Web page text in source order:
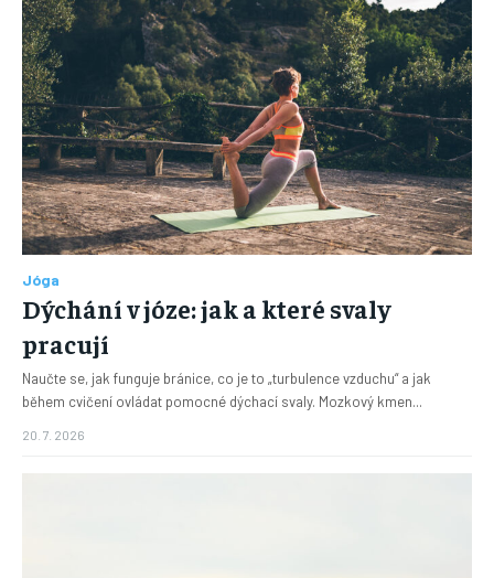
Jóga
Dýchání v józe: jak a které svaly
pracují
Naučte se, jak funguje bránice, co je to „turbulence vzduchu“ a jak
během cvičení ovládat pomocné dýchací svaly. Mozkový kmen...
20. 7. 2026